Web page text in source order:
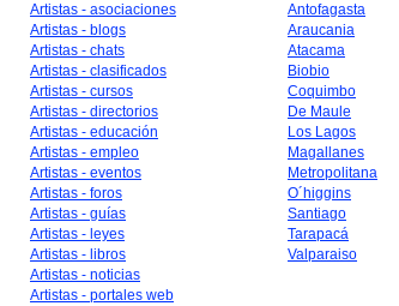
Artistas - asociaciones
Artistas - blogs
Artistas - chats
Artistas - clasificados
Artistas - cursos
Artistas - directorios
Artistas - educación
Artistas - empleo
Artistas - eventos
Artistas - foros
Artistas - guías
Artistas - leyes
Artistas - libros
Artistas - noticias
Artistas - portales web
Antofagasta
Araucania
Atacama
Biobio
Coquimbo
De Maule
Los Lagos
Magallanes
Metropolitana
O´higgins
Santiago
Tarapacá
Valparaiso